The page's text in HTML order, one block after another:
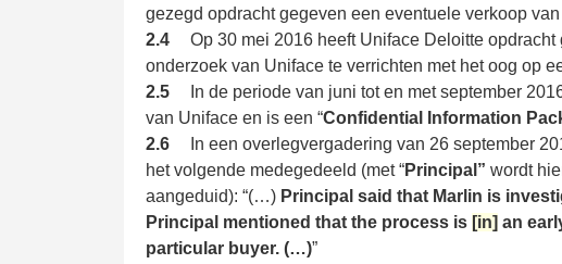
gezegd opdracht gegeven een eventuele verkoop
2.4
Op 30 mei 2016 heeft Uniface Deloitte opdracht
onderzoek van Uniface te verrichten met het oog op
2.5
In de periode van juni tot en met september
van Uniface en is een “Confidential Information
2.6
In een overlegvergadering van 26 september
het volgende medegedeeld (met “Principal” wordt
aangeduid): “(…) Principal said that Marlin is
Principal mentioned that the process is [in] an
particular buyer. (…)”